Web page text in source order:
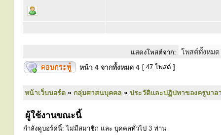
แสดงโพสต์จาก:
หน้า 4 จากทั้งหมด 4 [ 47 โพสต์ ]
หน้าเว็บบอร์ด » กลุ่มศาสนบุคคล » ประวัติและปฏิปทาของครูบาอ
ผู้ใช้งานขณะนี้
กำลังดูบอร์ดนี้: ไม่มีสมาชิก และ บุคคลทั่วไป 3 ท่าน